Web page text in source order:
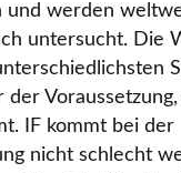
und werden
untersucht. Die
der Voraussetzung,
IF kommt bei der
nicht schlecht